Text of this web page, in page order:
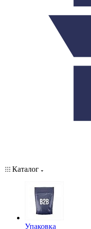
Каталог
Упаковка